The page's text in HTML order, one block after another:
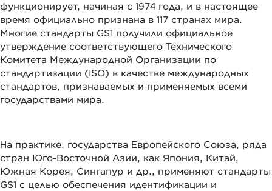
функционирует, начиная с 1974 года, и в настоящее
время официально признана в 117 странах мира.
Многие стандарты GS1 получили официальное
утверждение соответствующего Технического
Комитета Международной Организации по
стандартизации (ISO) в качестве международных
стандартов, признаваемых и применяемых всеми
государствами мира.
На практике, государства Европейского Союза, ряда
стран Юго-Восточной Азии, как Япония, Китай,
Южная Корея, Сингапур и др., применяют стандарты
GS1 с целью обеспечения идентификации и